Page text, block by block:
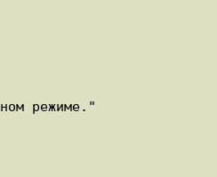
режиме."